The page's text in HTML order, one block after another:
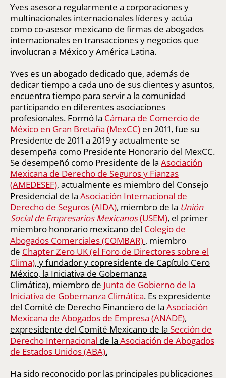
Yves asesora regularmente a corporaciones y
multinacionales internacionales líderes y actúa
como co-asesor mexicano de firmas de abogados
internacionales en transacciones y negocios que
involucran a México y América Latina.
Yves es un abogado dedicado que, además de
dedicar tiempo a cada uno de sus clientes y asuntos,
encuentra tiempo para servir a la comunidad
participando en diferentes asociaciones
profesionales. Formó la Cámara de Comercio de
México en Gran Bretaña (MexCC) en 2011, fue su
Presidente de 2011 a 2019 y actualmente se
desempeña como Presidente Honorario del MexCC.
Se desempeñó como Presidente de la Asociación
Mexicana de Derecho de Seguros y Fianzas
(AMEDESEF), actualmente es miembro del Consejo
Presidencial de la Asociación Internacional de
Derecho de Seguros (AIDA), miembro de la Unión
Social de Empresarios Mexicanos(USEM), el primer
miembro honorario mexicano del Colegio de
Abogados Comerciales (COMBAR) , miembro
de Chapter Zero UK (el Foro de Directores sobre el
Clima), y fundador y copresidente de Capítulo Cero
México, la Iniciativa de Gobernanza
Climática), miembro de Junta de Gobierno de la
Iniciativa de Gobernanza Climática. Es expresidente
del Comité de Derecho Financiero de la Asociación
Mexicana de Abogados de Empresa (ANADE),
expresidente del Comité Mexicano de la Sección de
Derecho Internacional de la Asociación de Abogados
de Estados Unidos (ABA).
Ha sido reconocido por las principales publicaciones